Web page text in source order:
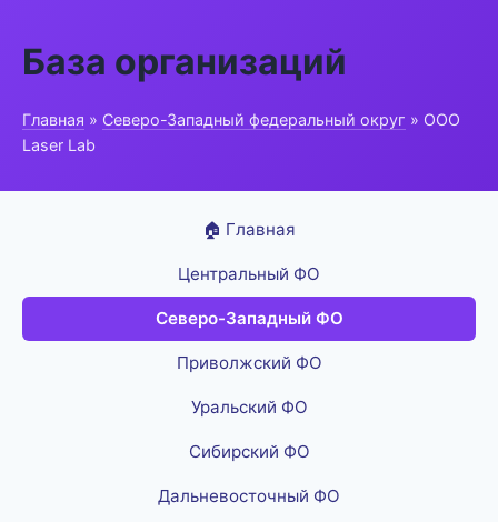
База организаций
Главная » Северо-Западный федеральный округ » ООО
Laser Lab
🏠 Главная
Центральный ФО
Северо-Западный ФО
Приволжский ФО
Уральский ФО
Сибирский ФО
Дальневосточный ФО